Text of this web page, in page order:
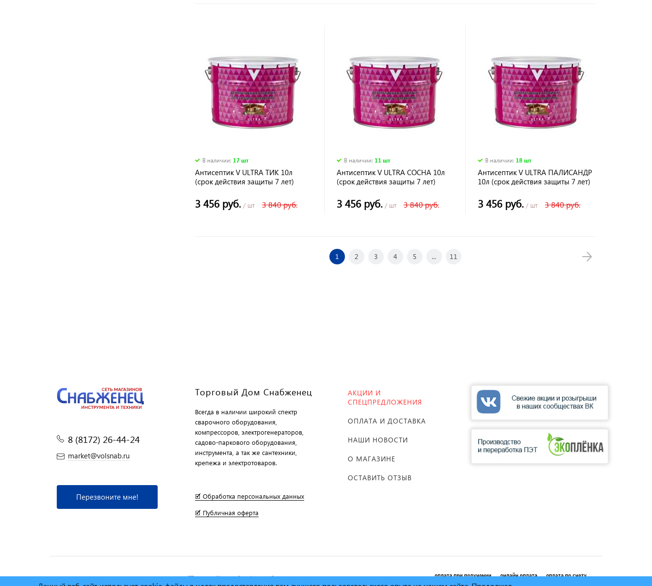
В наличии: 17 шт
Антисептик V ULTRA ТИК 10л
(срок действия защиты 7 лет)
3 456 руб. / шт 3 840 руб.
В наличии: 11 шт
Антисептик V ULTRA СОСНА 10л
(срок действия защиты 7 лет)
3 456 руб./ шт 3 840 руб.
В наличии: 18 шт
Антисептик V ULTRA ПАЛИСАНДР
10л (срок действия защиты 7 лет)
3 456 руб. / шт 3 840 руб.
1 2 3 4 5 ... 11
8 (8172) 26-44-24
market@volsnab.ru
Перезвоните мне!
Торговый Дом Снабженец
Всегда в наличии широкий спектр
сварочного оборудования,
компрессоров, электрогенераторов,
садово-паркового оборудования,
инструмента, а так же сантехники,
крепежа и электротоваров.
🗹 Обработка персональных данных
🗹 Публичная оферта
АКЦИИ И
СПЕЦПРЕДЛОЖЕНИЯ
ОПЛАТА И ДОСТАВКА
НАШИ НОВОСТИ
О МАГАЗИНЕ
ОСТАВИТЬ ОТЗЫВ
© Сеть магазинов инструмента и техники"Торговый дом Снабженец"1995г. -